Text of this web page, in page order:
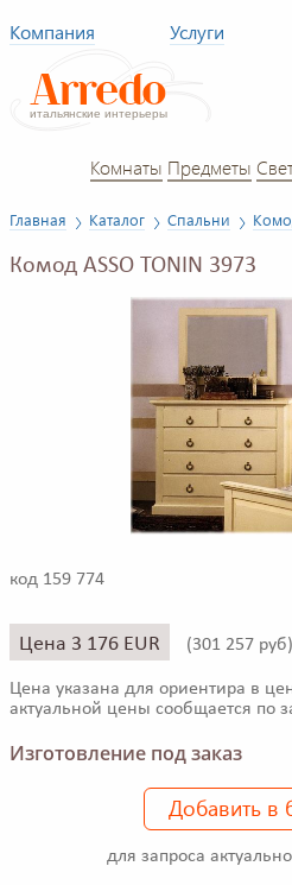
Компания Услуги
Комнаты Предметы
Главная Каталог Спальни
Комод ASSO TONIN 3973
код 159 774
Цена 3 176 EUR (301 257 руб)
Цена указана для ориентира в
актуальной цены сообщается по
Изготовление под заказ
Добавить в
для запроса